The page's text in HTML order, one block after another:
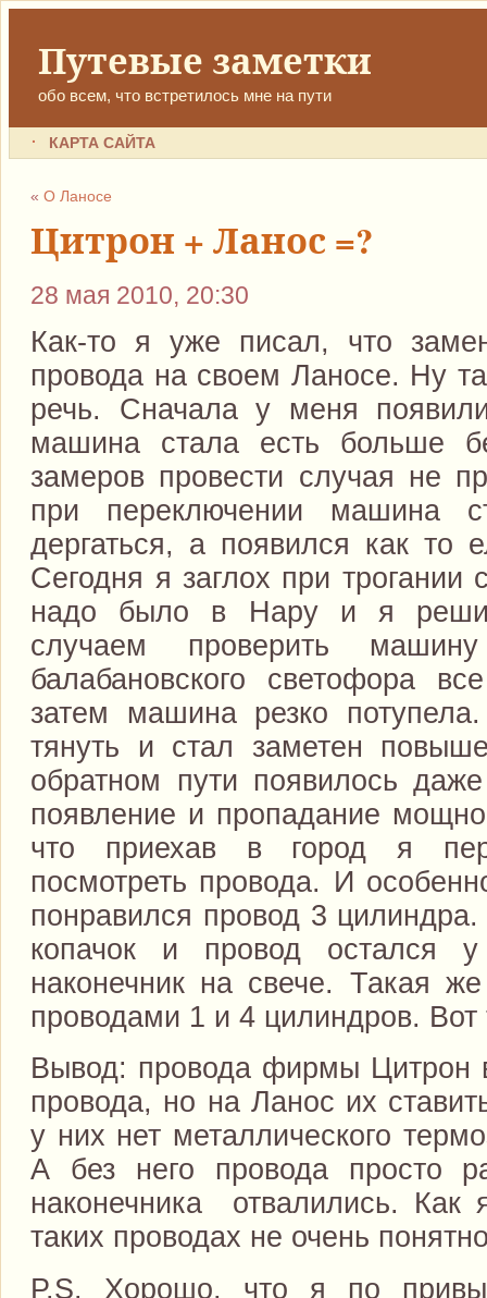
Путевые заметки
обо всем, что встретилось мне на пути
КАРТА САЙТА
«О Ланосе
Цитрон + Ланос =?
28 мая 2010, 20:30
Как-то я уже писал, что
провода на своем Ланосе. Ну
речь. Сначала у меня
машина стала есть больше
замеров провести случая не
при переключении машина
дергаться, а появился как то
Сегодня я заглох при
надо было в Нару и я решил
случаем проверить
балабановского светофора
затем машина резко
тянуть и стал заметен
обратном пути появилось
появление и пропадание
что приехав в город я
посмотреть провода. И
понравился провод 3
копачок и провод
наконечник на свече. Такая
проводами 1 и 4 цилиндров. Вот
Вывод: провода фирмы Цитрон
провода, но на Ланос их
у них нет металлического
А без него провода просто
наконечника отвалились.
таких проводах не очень
P.S. Хорошо, что я по